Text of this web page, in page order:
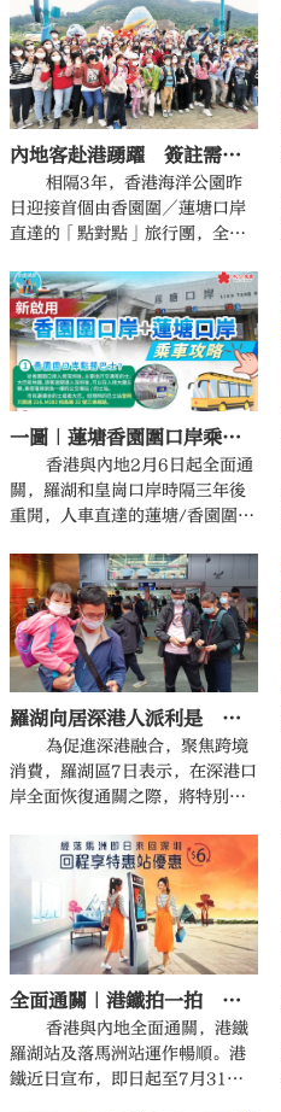
旅客拖着行李箱來回走動購物或
拍照打卡，有旅客更帶同十多年
後重遊香港的媽媽來港購物消
費。
內地客赴港踴躍 簽註需時礙出團
相隔3年，香港海洋公園昨
日迎接首個由香園圍／蓮塘口岸
直達的「點對點」旅行團，全團
預計的50人多近兩倍，反應熱
烈。
一圖｜蓮塘香園圍口岸乘車攻略
香港與內地2月6日起全面通
關，羅湖和皇崗口岸時隔三年後
重開，人車直達的蓮塘/香園圍口
個關口運作暢順。但因蓮塘/香園
圍口岸是全新啟用的旅檢口岸，
眾多港人通過新口岸前往深圳
後，對於交通設施一頭霧水。
羅湖向居深港人派利是 最高999元
為促進深港融合，聚焦跨境
消費，羅湖區7日表示，在深港口
岸全面恢復通關之際，將特別舉
動，推出1000萬元數字人民幣紅
包補貼。
全面通關｜港鐵拍一拍 即日往返深圳慳6蚊
香港與內地全面通關，港鐵
羅湖站及落馬洲站運作暢順。港
鐵近日宣布，即日起至7月31